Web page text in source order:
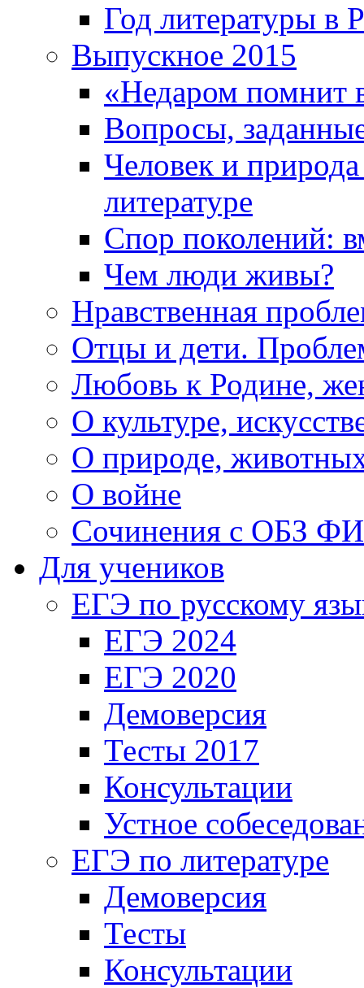
Год литературы в
Выпускное 2015
«Недаром помнит
Вопросы,
Человек и
литературе
Спор поколений:
Чем люди живы?
Нравственная
Отцы и дети.
Любовь к Родине,
О культуре,
О природе,
О войне
Сочинения с ОБЗ
Для учеников
ЕГЭ по русскому
ЕГЭ 2024
ЕГЭ 2020
Демоверсия
Тесты 2017
Консультации
Устное
ЕГЭ по литературе
Демоверсия
Тесты
Консультации